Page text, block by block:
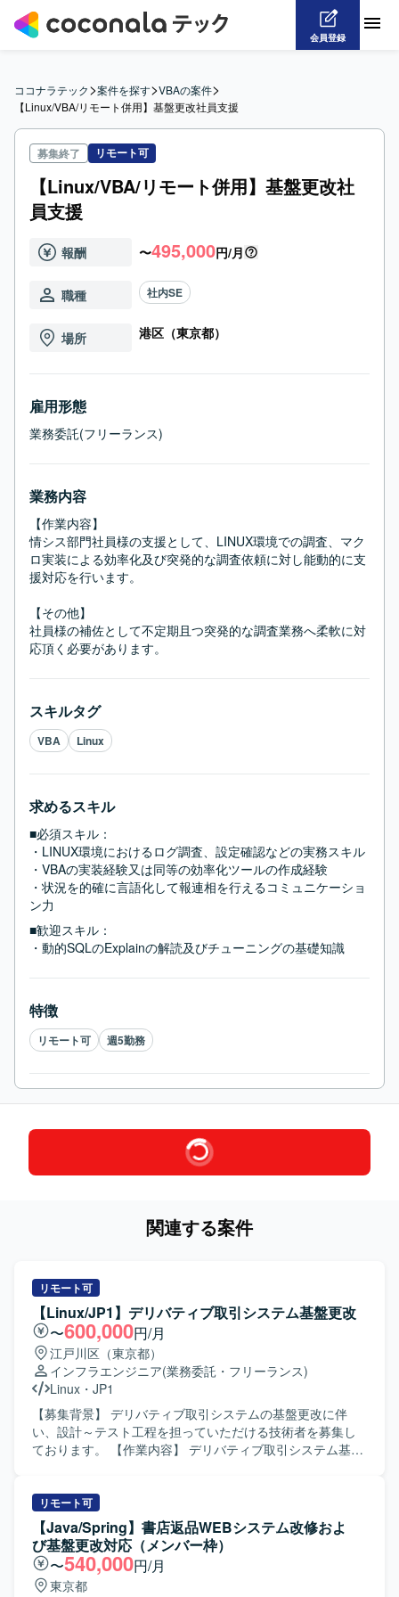
会員登録
ココナラテック>案件を探す>VBAの案件>
【Linux/VBA/リモート併用】基盤更改社員支援
募集終了 リモート可
【Linux/VBA/リモート併用】基盤更改社
員支援
報酬 〜495,000円/月
職種 社内SE
場所 港区（東京都）
雇用形態
業務委託(フリーランス)
業務内容
【作業内容】
情シス部門社員様の支援として、LINUX環境での調査、マク
ロ実装による効率化及び突発的な調査依頼に対し能動的に支
援対応を行います。
【その他】
社員様の補佐として不定期且つ突発的な調査業務へ柔軟に対
応頂く必要があります。
スキルタグ
VBA Linux
求めるスキル
■必須スキル：
・LINUX環境におけるログ調査、設定確認などの実務スキル
・VBAの実装経験又は同等の効率化ツールの作成経験
・状況を的確に言語化して報連相を行えるコミュニケーショ
ン力
■歓迎スキル：
・動的SQLのExplainの解読及びチューニングの基礎知識
特徴
リモート可 週5勤務
関連する案件
リモート可
【Linux/JP1】デリバティブ取引システム基盤更改
〜600,000円/月
江戸川区（東京都）
インフラエンジニア(業務委託・フリーランス)
Linux ・ JP1
【募集背景】 デリバティブ取引システムの基盤更改に伴
い、設計～テスト工程を担っていただける技術者を募集し
ております。 【作業内容】 デリバティブ取引システム基盤
は他チームが担当するため、主に要件を踏まえた設計書作
成、パッケージを含む設定内容の検討・レビュー、JP1を含
むジョブ設計の検討、各種テスト計画・テスト仕様書作成
およびテスト実施・結果検証などを行っていただきます。
【求める人物像】 関係者と円滑にコミュニケーションを取
りながら業務を進めていただける方を求めております。自
リモート可
【Java/Spring】書店返品WEBシステム改修およ
び基盤更改対応（メンバー枠）
〜540,000円/月
東京都